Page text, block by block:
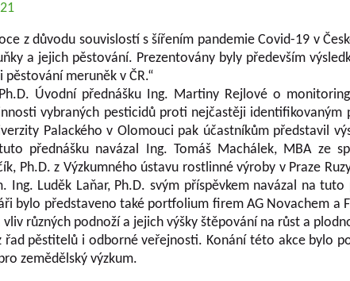
z důvodu souvislostí s šířením pandemie Covid-19 v
a jejich pěstování. Prezentovány byly především
meruněk v ČR.“
Úvodní přednášku Ing. Martiny Rejlové o
vybraných pesticidů proti nejčastěji
Palackého v Olomouci pak účastníkům představil
přednášku navázal Ing. Tomáš Machálek, MBA ze
Ph.D. z Výzkumného ústavu rostlinné výroby v Praze
Luděk Laňar, Ph.D. svým příspěvkem navázal na
bylo představeno také portfolium firem AG Novachem a
různých podnoží a jejich výšky štěpování na růst a
řad pěstitelů i odborné veřejnosti. Konání této akce bylo
zemědělský výzkum.